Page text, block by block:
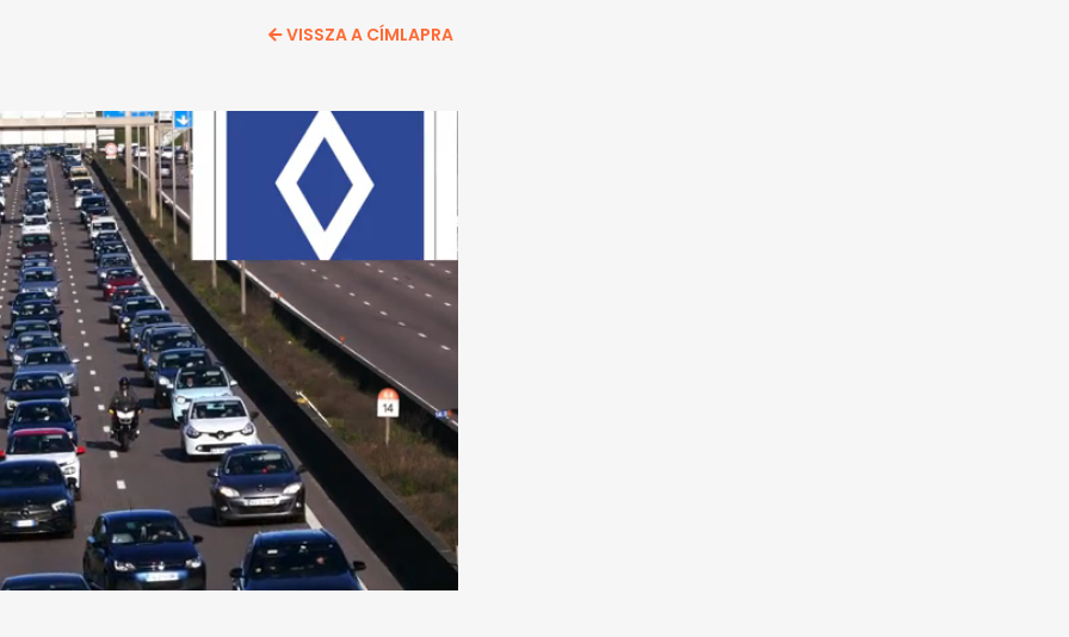
VISSZA A CÍMLAPRA